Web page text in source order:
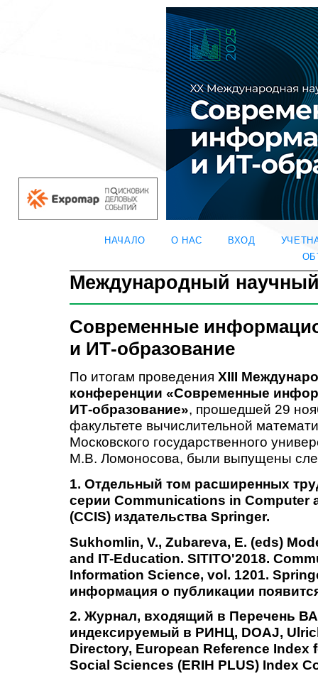
НАЧАЛО О НАС ВХОД
Международный
Современные
и ИТ-образование
По итогам проведения XIII
конференции «Современные
ИТ-образование», прошедшей 29
факультете вычислительной
Московского государственного
М.В. Ломоносова, были выпущены
1. Отдельный том расширенных
серии Communications in Computer
(CCIS) издательства Springer.
Sukhomlin, V., Zubareva, E. (eds)
and IT-Education. SITITO'2018.
Information Science, vol. 1201.
информация о публикации
2. Журнал, входящий в Перечень
индексируемый в РИНЦ, DOAJ,
Directory, European Reference Index
Social Sciences (ERIH PLUS) Index